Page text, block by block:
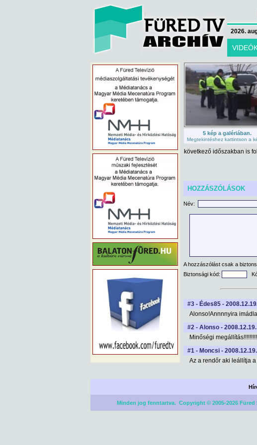
2026.
5 kép a galériában.
Megtekintéshez kattintson a
következő időszakban is
HOZZÁSZÓLÁSOK
Név:
A hozzászólást csak a
Biztonsági kód:
#3 - Édes85 -
Alonso!Annnnyira
#2 - Alonso -
Minőségi megállítás!!!!!!!!!
#1 - Moncsi -
Az a rendőr aki leállítja
Minden jog fenntartva. Copyright © 2005-2026